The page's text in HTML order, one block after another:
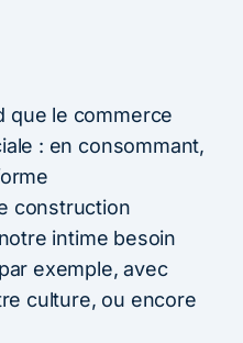
que le commerce
: en consommant,
construction
intime besoin
exemple, avec
culture, ou encore